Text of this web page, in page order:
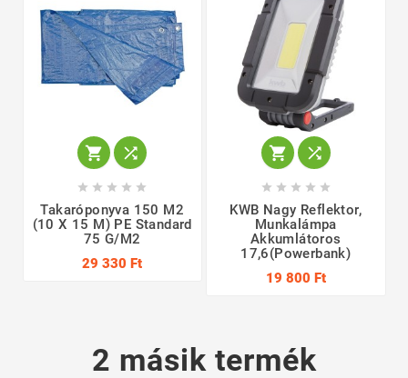
 
    
Takaróponyva 150 M2
(10 X 15 M) PE Standard
75 G/m2
29 330 Ft
 
    
KWB Nagy Reflektor,
Munkalámpa
Akkumlátoros
17,6(Powerbank)
19 800 Ft
2 másik termék